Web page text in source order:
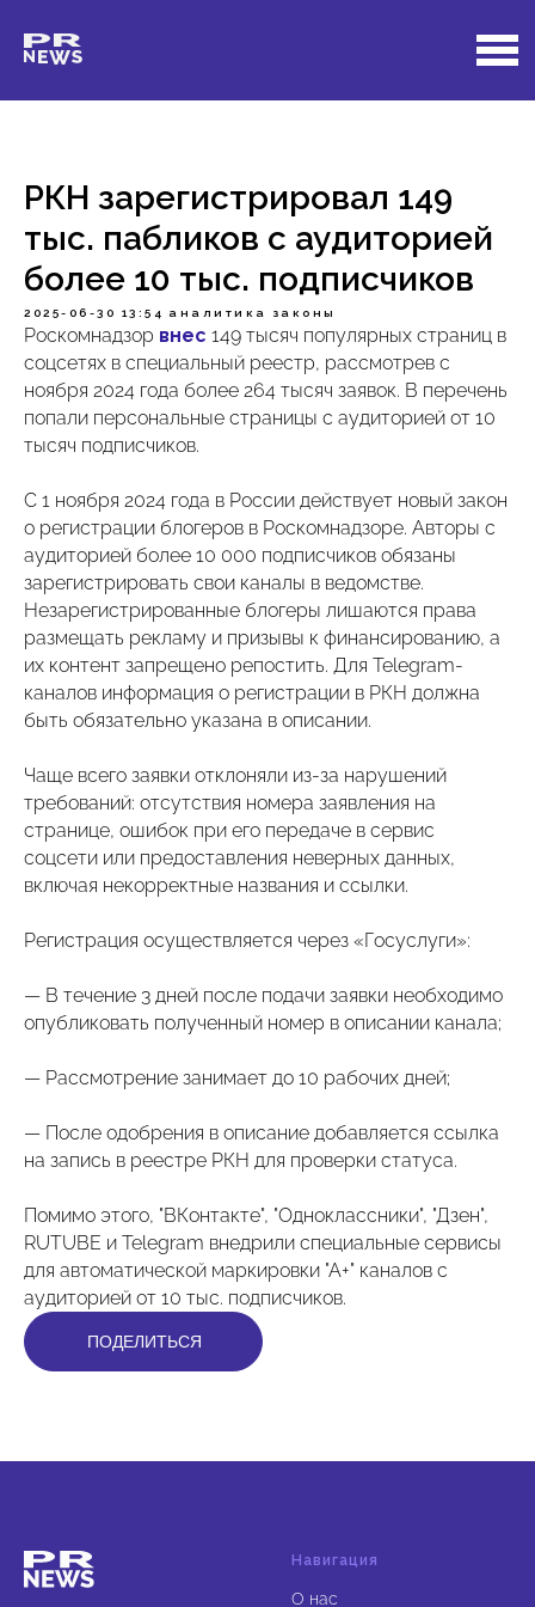
РКН зарегистрировал 149
тыс. пабликов с аудиторией
более 10 тыс. подписчиков
2025-06-30 13:54 аналитика законы
Роскомнадзор внес 149 тысяч популярных страниц в
соцсетях в специальный реестр, рассмотрев с
ноября 2024 года более 264 тысяч заявок. В перечень
попали персональные страницы с аудиторией от 10
тысяч подписчиков.
С 1 ноября 2024 года в России действует новый закон
о регистрации блогеров в Роскомнадзоре. Авторы с
аудиторией более 10 000 подписчиков обязаны
зарегистрировать свои каналы в ведомстве.
Незарегистрированные блогеры лишаются права
размещать рекламу и призывы к финансированию, а
их контент запрещено репостить. Для Telegram-
каналов информация о регистрации в РКН должна
быть обязательно указана в описании.
Чаще всего заявки отклоняли из-за нарушений
требований: отсутствия номера заявления на
странице, ошибок при его передаче в сервис
соцсети или предоставления неверных данных,
включая некорректные названия и ссылки.
Регистрация осуществляется через «Госуслуги»:
— В течение 3 дней после подачи заявки необходимо
опубликовать полученный номер в описании канала;
— Рассмотрение занимает до 10 рабочих дней;
— После одобрения в описание добавляется ссылка
на запись в реестре РКН для проверки статуса.
Помимо этого, "ВКонтакте", "Одноклассники", "Дзен",
RUTUBE и Telegram внедрили специальные сервисы
для автоматической маркировки "А+" каналов с
аудиторией от 10 тыс. подписчиков.
ПОДЕЛИТЬСЯ
Навигация
О нас